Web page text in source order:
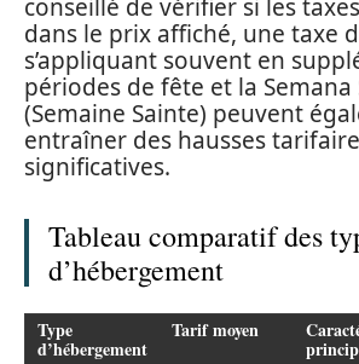
conseillé de vérifier si les
dans le prix affiché, une taxe
s’appliquant souvent en
périodes de fête et la Semana
(Semaine Sainte) peuvent
entraîner des hausses
significatives.
Tableau comparatif des
d’hébergement
Type
d’hébergement
Tarif moyen